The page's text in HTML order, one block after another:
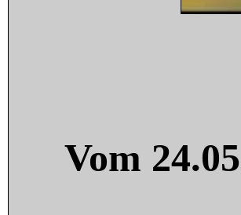
Vom